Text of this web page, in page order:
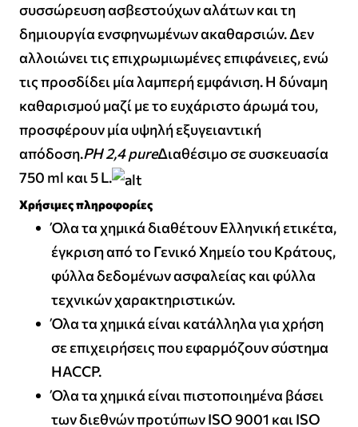
συσσώρευση ασβεστούχων αλάτων και τη
δημιουργία ενσφηνωμένων ακαθαρσιών. Δεν
αλλοιώνει τις επιχρωμιωμένες επιφάνειες, ενώ
τις προσδίδει μία λαμπερή εμφάνιση. Η δύναμη
καθαρισμού μαζί με το ευχάριστο άρωμά του,
προσφέρουν μία υψηλή εξυγειαντική
απόδοση.PH 2,4 pureΔιαθέσιμο σε συσκευασία
750 ml και 5 L.
Χρήσιμες πληροφορίες
Όλα τα χημικά διαθέτουν Ελληνική ετικέτα,
έγκριση από το Γενικό Χημείο του Κράτους,
φύλλα δεδομένων ασφαλείας και φύλλα
τεχνικών χαρακτηριστικών.
Όλα τα χημικά είναι κατάλληλα για χρήση
σε επιχειρήσεις που εφαρμόζουν σύστημα
HACCP.
Όλα τα χημικά είναι πιστοποιημένα βάσει
των διεθνών προτύπων ISO 9001 και ISO